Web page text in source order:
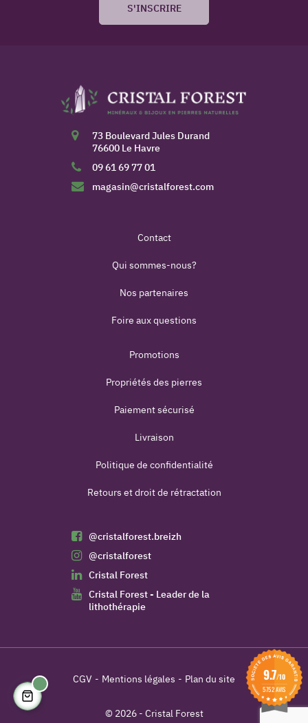
(8 avis)
S'INSCRIRE
73 Boulevard Jules Durand
76600 Le Havre
09 61 69 77 01
magasin@cristalforest.com
Contact
Qui sommes-nous?
Nos partenaires
Foire aux questions
Promotions
Propriétés des pierres
Paiement sécurisé
Livraison
Politique de confidentialité
Retours et droit de rétractation
@cristalforest.breizh
@cristalforest
Cristal Forest
Cristal Forest - Leader de la
lithothérapie
CGV Mentions légales Plan du site
© 2026 - Cristal Forest
9.7/10
5752 AVIS